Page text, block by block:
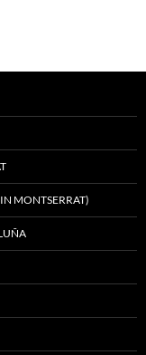
MONTSERRAT)